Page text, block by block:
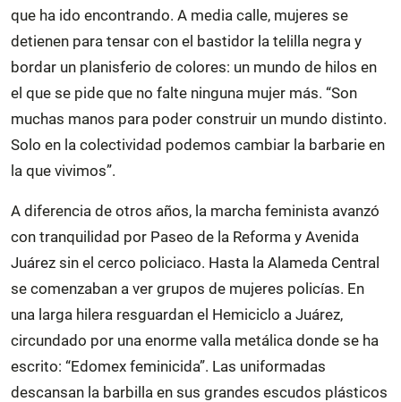
que ha ido encontrando. A media calle, mujeres se
detienen para tensar con el bastidor la telilla negra y
bordar un planisferio de colores: un mundo de hilos en
el que se pide que no falte ninguna mujer más. “Son
muchas manos para poder construir un mundo distinto.
Solo en la colectividad podemos cambiar la barbarie en
la que vivimos”.
A diferencia de otros años, la marcha feminista avanzó
con tranquilidad por Paseo de la Reforma y Avenida
Juárez sin el cerco policiaco. Hasta la Alameda Central
se comenzaban a ver grupos de mujeres policías. En
una larga hilera resguardan el Hemiciclo a Juárez,
circundado por una enorme valla metálica donde se ha
escrito: “Edomex feminicida”. Las uniformadas
descansan la barbilla en sus grandes escudos plásticos